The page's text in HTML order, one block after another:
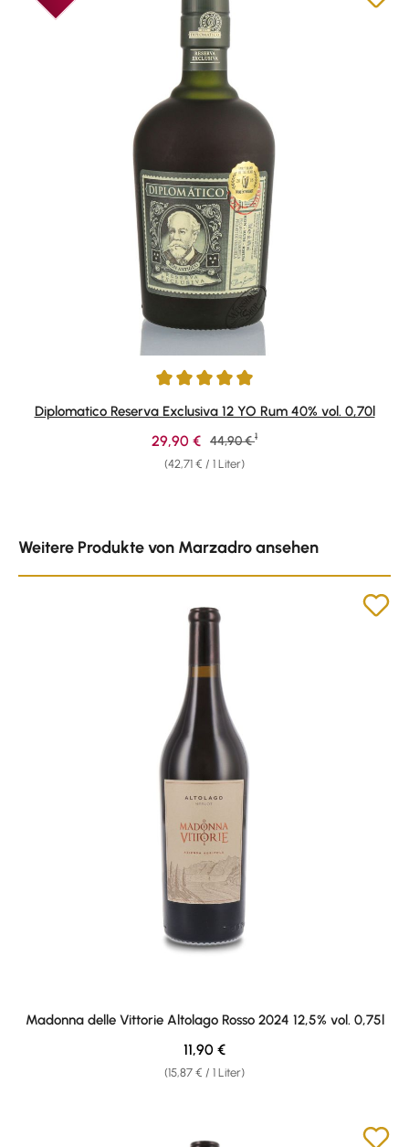
Durchschnittliche Bewertung von 4.9 von 5 Sternen
Diplomatico Reserva Exclusiva 12 YO Rum 40% vol. 0,70l
(42,71 € / 1 Liter)
Verkaufspreis:
29,90 € Regulärer Preis:
44,90 € 1
Weitere Produkte von Marzadro ansehen
Madonna delle Vittorie Altolago Rosso 2024 12,5% vol. 0,75l
(15,87 € / 1 Liter)
Regulärer Preis:
11,90 €